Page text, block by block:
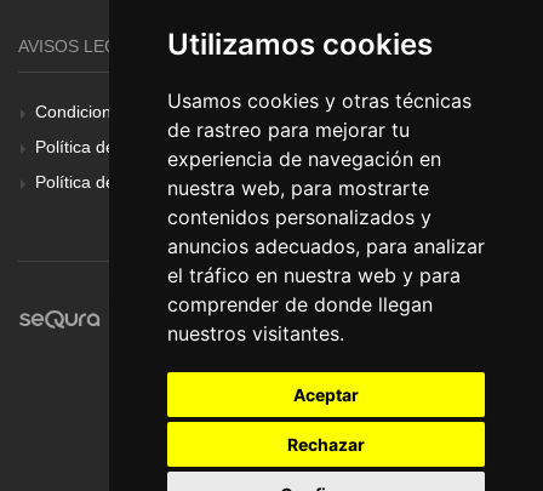
Utilizamos cookies
Usamos cookies y otras técnicas
de rastreo para mejorar tu
experiencia de navegación en
nuestra web, para mostrarte
contenidos personalizados y
anuncios adecuados, para analizar
el tráfico en nuestra web y para
comprender de donde llegan
nuestros visitantes.
Aceptar
Rechazar
AVISOS LEGALES
Condiciones Generales
Política de Cookies
Política de Privacidad